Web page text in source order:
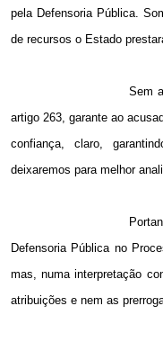
pela Defensoria Pública.
de recursos o Estado
Sem
artigo 263, garante ao
confiança, claro,
deixaremos para melhor
Defensoria Pública no
mas, numa interpretação
atribuições e nem as